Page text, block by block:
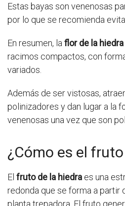
Estas bayas son venenosas
por lo que se recomienda
En resumen, la flor de la hiedra
racimos compactos, con
variados.
Además de ser vistosas,
polinizadores y dan lugar a la
venenosas una vez que son
¿Cómo es el
El fruto de la hiedra es una
redonda que se forma a partir
planta trepadora. El fruto